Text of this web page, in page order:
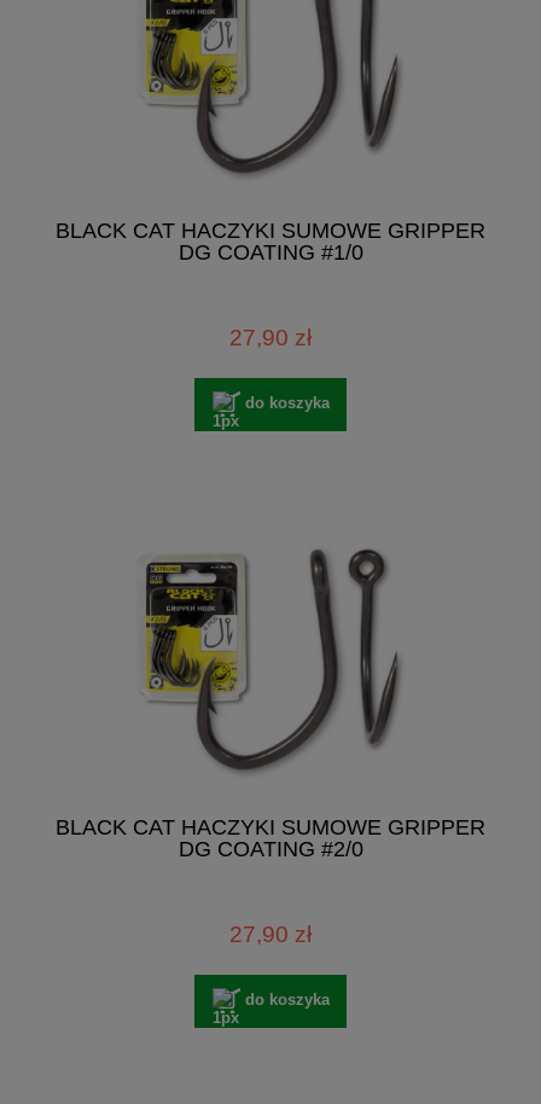
BLACK CAT HACZYKI SUMOWE GRIPPER
DG COATING #1/0
27,90 zł
do koszyka
BLACK CAT HACZYKI SUMOWE GRIPPER
DG COATING #2/0
27,90 zł
do koszyka